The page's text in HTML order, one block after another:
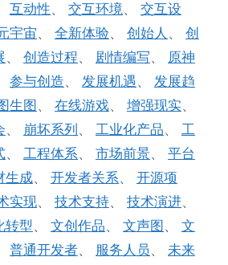
互动性、 交互环境、 交互设
宇宙、 全新体验、 创始人 、 创
、 创造过程、 剧情编写、 原神
参与创造、 发展机遇、 发展趋
生图 、 在线游戏、 增强现实、
、 崩坏系列 、 工业化产品、 工
、 工程体系、 市场前景、 平台
生成、 开发者关系、 开源项
实现、 技术支持、 技术演进、
转型、 文创作品、 文声图 、 文
普通开发者、 服务人员 、 未来